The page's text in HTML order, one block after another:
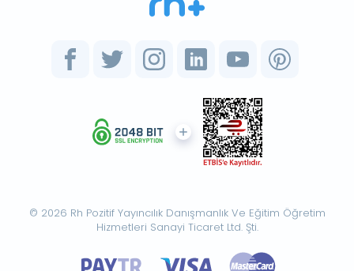
© 2026 Rh Pozitif Yayıncılık Danışmanlık Ve Eğitim Öğretim
Hizmetleri Sanayi Ticaret Ltd. Şti.